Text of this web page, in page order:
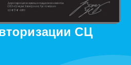
СЦ